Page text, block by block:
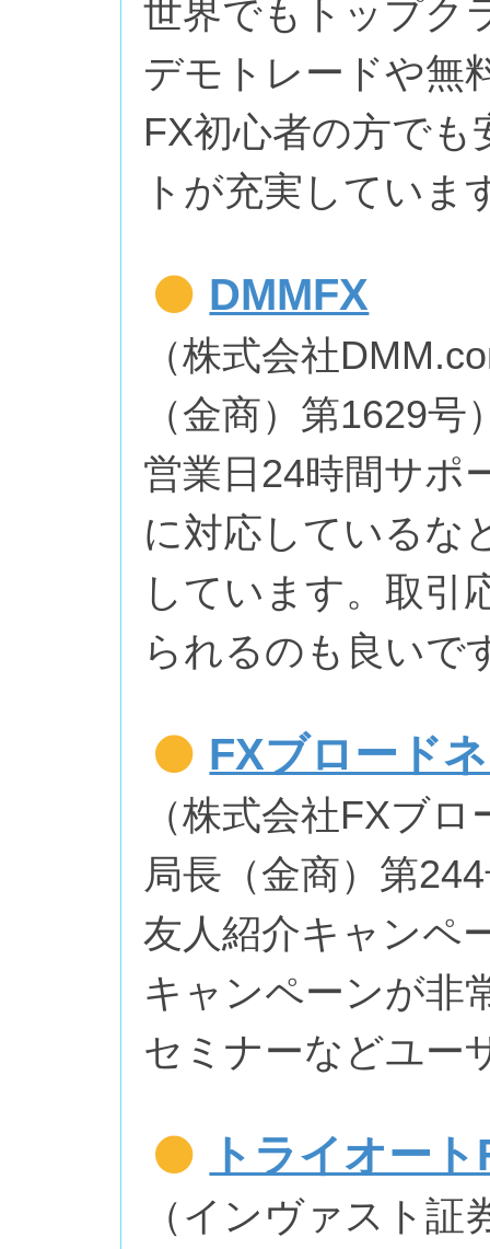
世界でもトップク
デモトレードや無
FX初心者の方で
トが充実していま
DMMFX
（株式会社
（金商）第1629号
営業日24時間サポ
に対応しているな
しています。取引
られるのも良いで
FXブロード
（株式会社FXブ
局長（金商）第
友人紹介キャンペ
キャンペーンが非
セミナーなどユー
トライオート
（インヴァスト